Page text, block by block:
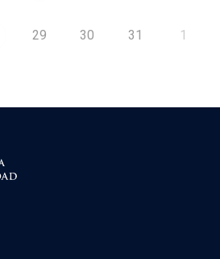
29 30 31 1